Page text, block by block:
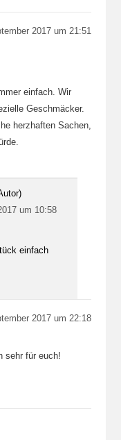
2017 um 21:51
einfach. Wir
Geschmäcker.
herzhaften Sachen,
um 10:58
einfach
2017 um 22:18
sehr für euch!